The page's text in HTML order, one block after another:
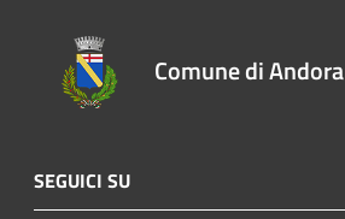
Comune di Andora
SEGUICI SU